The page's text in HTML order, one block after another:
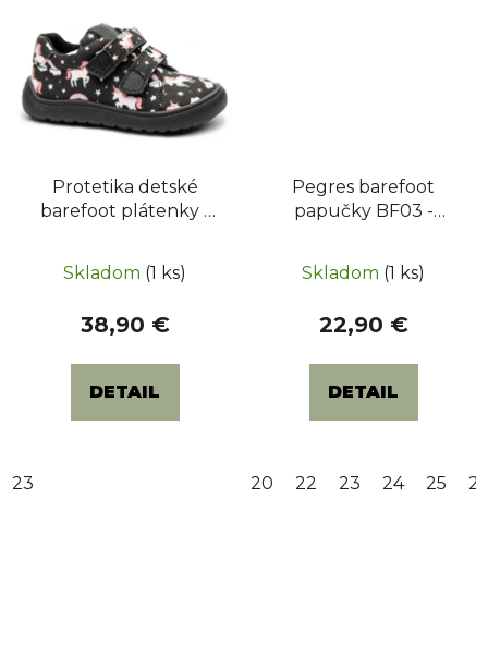
Protetika detské
barefoot plátenky /
Skladom (1 ks)
38,90 €
DETAIL
23
Pegres barefoot
papučky BF03 -
Skladom (1 ks)
22,90 €
DETAIL
20 22 23 24 25